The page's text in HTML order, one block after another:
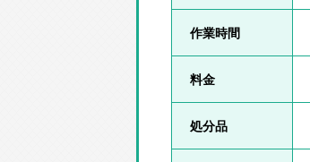
作業時間
料金
処分品